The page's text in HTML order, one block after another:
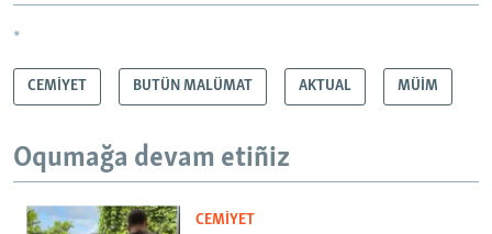
*
CEMİYET BUTÜN MALÜMAT AKTUAL MÜİM
Oqumağa devam etiñiz
CEMİYET